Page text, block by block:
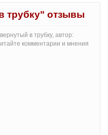
трубку" отзывы
в трубку, автор:
комментарии и мнения